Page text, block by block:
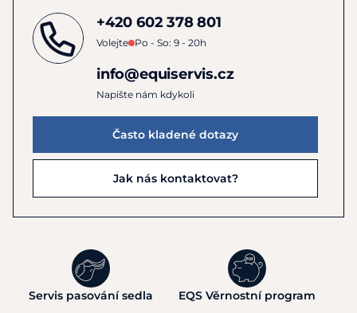
+420 602 378 801
Volejte Po - So: 9 - 20h
info@equiservis.cz
Napište nám kdykoli
Často kladené dotazy
Jak nás kontaktovat?
Servis pasování sedla EQS Věrnostní program